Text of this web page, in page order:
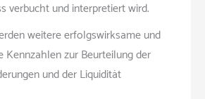
verbucht und interpretiert wird.
weitere erfolgswirksame und
Kennzahlen zur Beurteilung der
und der Liquidität